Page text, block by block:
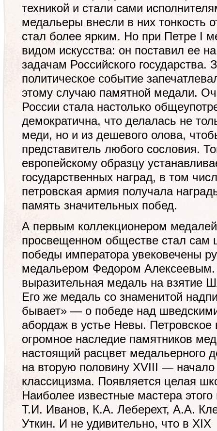
техникой и стали сами
медальеры внесли в них тонкость
стал более ярким. Но при Петре I
видом искусства: он поставил ее
задачам Российского государства.
политическое событие
этому случаю памятной медали.
России стала настолько
демократична, что делалась не
меди, но и из дешевого олова,
представитель любого сословия.
европейскому образцу
государственных наград, в том
петровская армия получала
память значительных побед.
А первым коллекционером
просвещенном обществе стал сам
победы императора увековечены
медальером Федором Алексеевым.
выразительная медаль на взятие
Его же медаль со знаменитой
бывает» — о победе над
абордаж в устье Невы. Петровское
огромное наследие памятников
настоящий расцвет медальерного
на вторую половину XVIII — начало
классицизма. Появляется целая
Наиболее известные мастера
Т.И. Иванов, К.А. Леберехт, А.А.
Уткин. И не удивительно, что в XIX